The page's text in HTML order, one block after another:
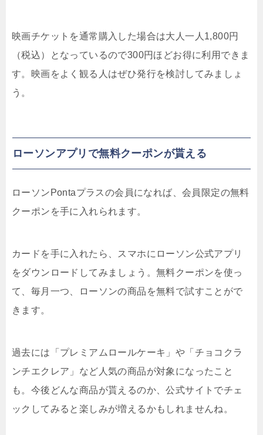
映画チケットを通常購入した場合は大人一人1,800円
（税込）となっているので300円ほどお得に利用できま
す。映画をよく観る人はぜひ発行を検討してみましょ
う。
ローソンアプリで無料クーポンが貰える
ローソンPontaプラスの会員になれば、会員限定の無料
クーポンを手に入れられます。
カードを手に入れたら、スマホにローソン公式アプリ
をダウンロードしてみましょう。無料クーポンを使っ
て、毎月一つ、ローソンの商品を無料で試すことがで
きます。
過去には「プレミアムロールケーキ」や「チョコクラ
ンチエクレア」など人気の商品が対象になったこと
も。今後どんな商品が貰えるのか、公式サイトでチェ
ックしてみると楽しみが増えるかもしれませんね。